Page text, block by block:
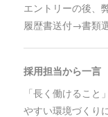
エントリーの後、
履歴書送付→書類
採用担当から一言
「長く働けるこ
やすい環境づくり